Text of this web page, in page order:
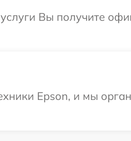
Вы получите
Epson, и мы